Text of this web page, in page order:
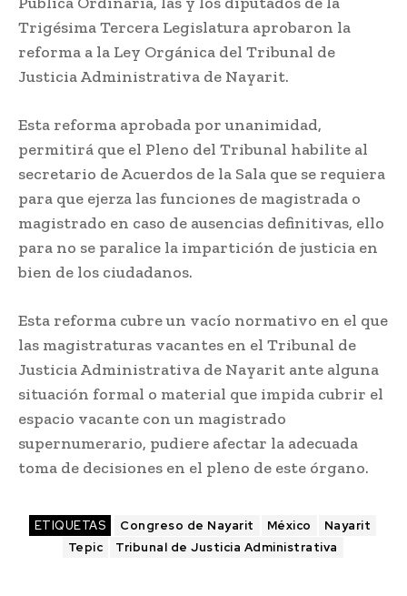
Trigésima Tercera Legislatura aprobaron la
reforma a la Ley Orgánica del Tribunal de
Justicia Administrativa de Nayarit.
Esta reforma aprobada por unanimidad,
permitirá que el Pleno del Tribunal habilite al
secretario de Acuerdos de la Sala que se requiera
para que ejerza las funciones de magistrada o
magistrado en caso de ausencias definitivas, ello
para no se paralice la impartición de justicia en
bien de los ciudadanos.
Esta reforma cubre un vacío normativo en el que
las magistraturas vacantes en el Tribunal de
Justicia Administrativa de Nayarit ante alguna
situación formal o material que impida cubrir el
espacio vacante con un magistrado
supernumerario, pudiere afectar la adecuada
toma de decisiones en el pleno de este órgano.
ETIQUETAS Congreso de Nayarit México
Nayarit
Tepic
Tribunal de Justicia Administrativa